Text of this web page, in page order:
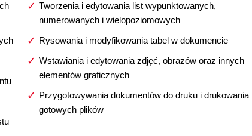
Tworzenia i edytowania list wypunktowanych,
numerowanych i wielopoziomowych
Rysowania i modyfikowania tabel w dokumencie
Wstawiania i edytowania zdjęć, obrazów oraz innych
elementów graficznych
Przygotowywania dokumentów do druku i drukowania
gotowych plików